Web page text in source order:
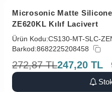
Microsonic Matte
ZE620KL Kılıf Lacivert
Ürün Kodu:CS130-MT-SLC-
Barkod:8682225208458
272,87 TL247,20 TL